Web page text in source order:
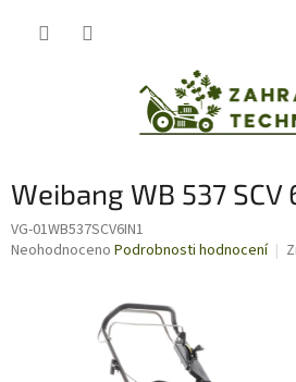
Weibang WB 537 SCV
VG-01WB537SCV6IN1
Průměrné
Neohodnoceno Podrobnosti hodnocení